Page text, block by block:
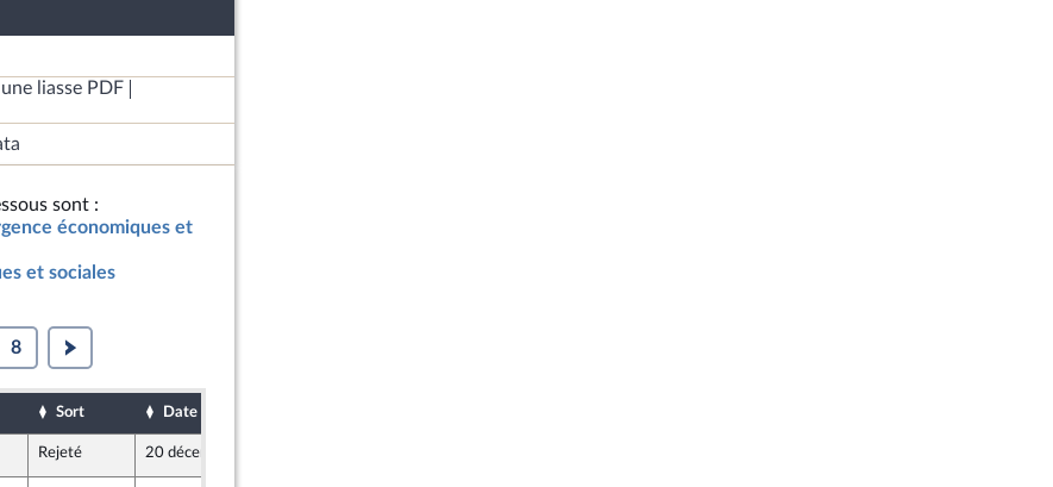
liasse PDF
sont :
économiques et
et sociales
8
Sort Date d'examen
Rejeté 20 décembre 2018